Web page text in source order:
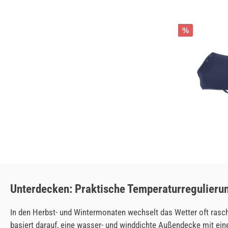
%
Unterdecken: Praktische
In den Herbst- und Wintermonaten wechselt das Wetter oft
basiert darauf, eine wasser- und winddichte Außendecke mit